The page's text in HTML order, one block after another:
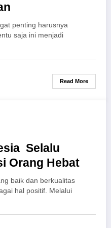
penting harusnya
saja ini menjadi
Read More
Selalu
Orang Hebat
baik dan berkualitas
hal positif. Melalui